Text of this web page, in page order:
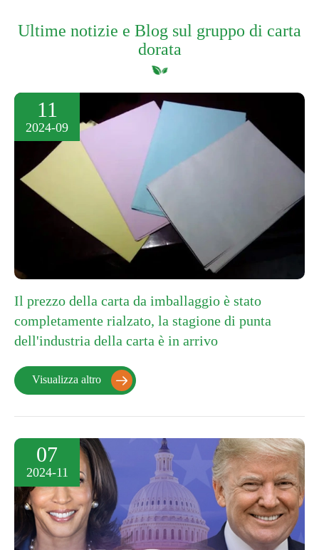
Ultime notizie e Blog sul gruppo di carta
dorata
11
2024-09
Il prezzo della carta da imballaggio è stato
completamente rialzato, la stagione di punta
dell'industria della carta è in arrivo
Visualizza altro 
07
2024-11